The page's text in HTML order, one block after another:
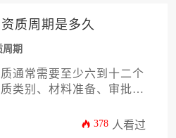
质周期是多久
期
通常需要至少六到十二个
类别、材料准备、审批流
完成整个申请过程。
378 人看过